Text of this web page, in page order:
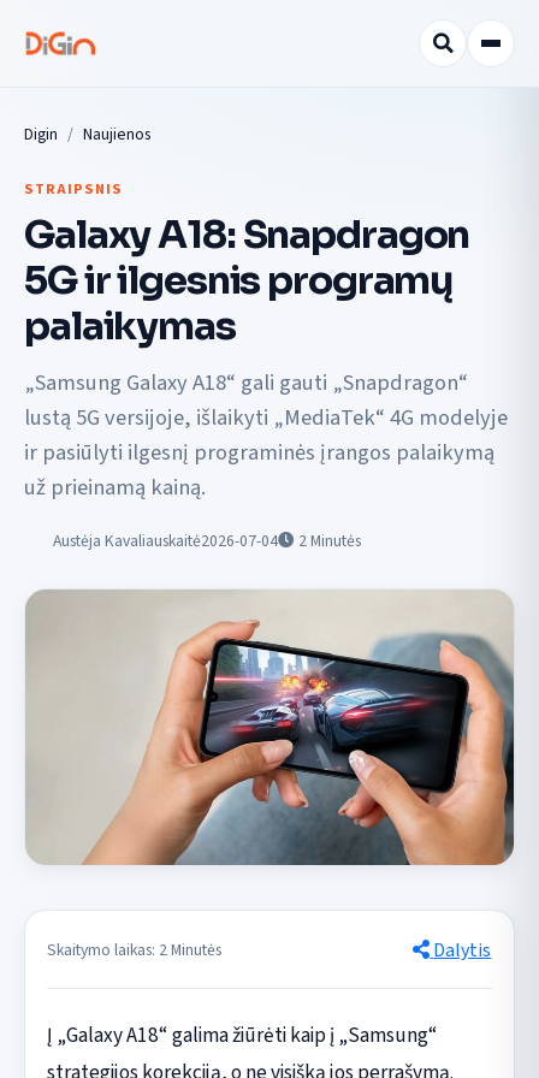
Digin Naujienos
STRAIPSNIS
Galaxy A18: Snapdragon
5G ir ilgesnis programų
palaikymas
„Samsung Galaxy A18“ gali gauti „Snapdragon“
lustą 5G versijoje, išlaikyti „MediaTek“ 4G modelyje
ir pasiūlyti ilgesnį programinės įrangos palaikymą
už prieinamą kainą.
Austėja Kavaliauskaitė2026-07-04 2Minutės
Skaitymo laikas: 2 Minutės Dalytis
Į „Galaxy A18“ galima žiūrėti kaip į „Samsung“